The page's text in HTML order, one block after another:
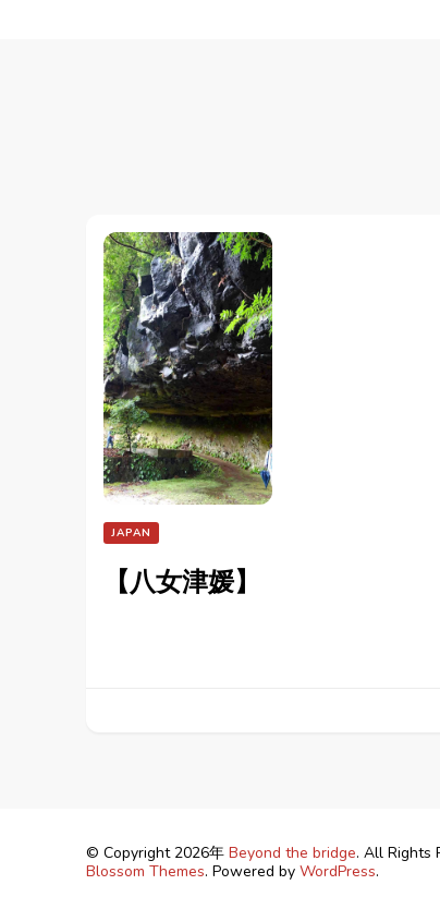
JAPAN
【八女津媛】
© Copyright 2026年 Beyond the bridge. All Rights
Blossom Themes. Powered by WordPress.